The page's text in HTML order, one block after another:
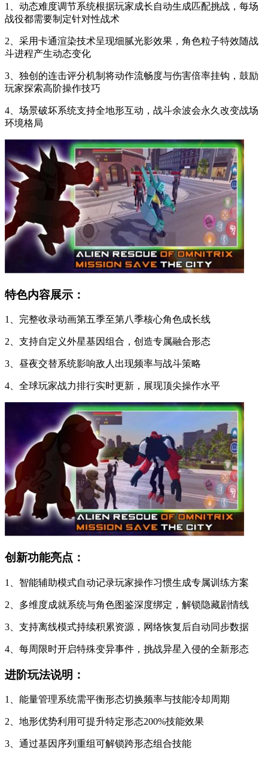
1、动态难度调节系统根据玩家成长自动生成匹配挑战，每场
战役都需要制定针对性战术
2、采用卡通渲染技术呈现细腻光影效果，角色粒子特效随战
斗进程产生动态变化
3、独创的连击评分机制将动作流畅度与伤害倍率挂钩，鼓励
玩家探索高阶操作技巧
4、场景破坏系统支持全地形互动，战斗余波会永久改变战场
环境格局
特色内容展示：
1、完整收录动画第五季至第八季核心角色成长线
2、支持自定义外星基因组合，创造专属融合形态
3、昼夜交替系统影响敌人出现频率与战斗策略
4、全球玩家战力排行实时更新，展现顶尖操作水平
创新功能亮点：
1、智能辅助模式自动记录玩家操作习惯生成专属训练方案
2、多维度成就系统与角色图鉴深度绑定，解锁隐藏剧情线
3、支持离线模式持续积累资源，网络恢复后自动同步数据
4、每周限时开启特殊变异事件，挑战异星入侵的全新形态
进阶玩法说明：
1、能量管理系统需平衡形态切换频率与技能冷却周期
2、地形优势利用可提升特定形态200%技能效果
3、通过基因序列重组可解锁跨形态组合技能